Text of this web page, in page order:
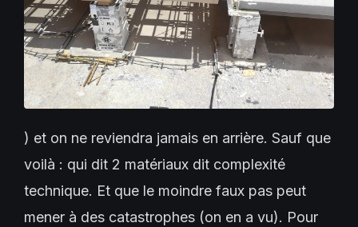
) et on ne reviendra jamais en arrière. Sauf que
voilà : qui dit 2 matériaux dit complexité
technique. Et que le moindre faux pas peut
mener à des catastrophes (on en a vu). Pour